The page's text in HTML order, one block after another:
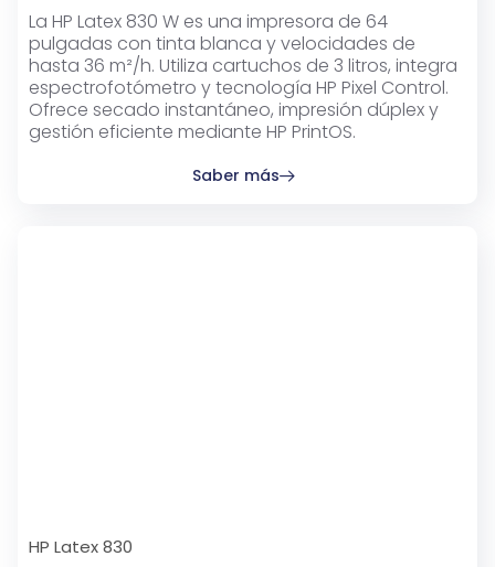
La HP Latex 830 W es una impresora de 64
pulgadas con tinta blanca y velocidades de
hasta 36 m²/h. Utiliza cartuchos de 3 litros, integra
espectrofotómetro y tecnología HP Pixel Control.
Ofrece secado instantáneo, impresión dúplex y
gestión eficiente mediante HP PrintOS.
Saber más
HP Latex 830